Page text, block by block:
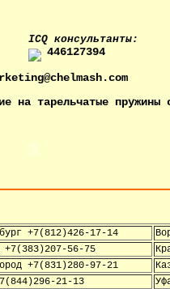
IСQ консультанты:
446127394
на тарельчатые пружины
+7(812)426-17-14
+7(383)207-56-75
+7(831)280-97-21
21-13